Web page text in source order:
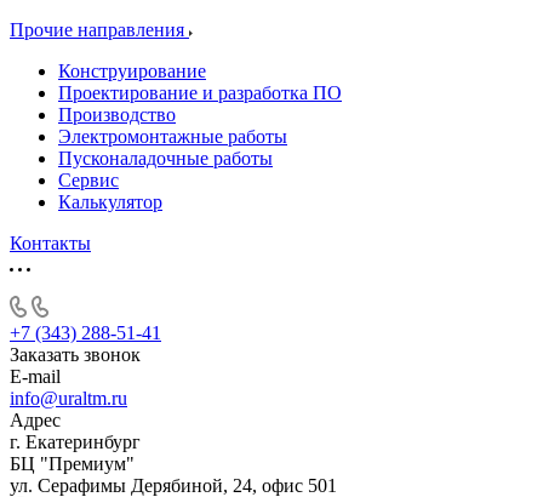
Прочие направления
Конструирование
Проектирование и разработка ПО
Производство
Электромонтажные работы
Пусконаладочные работы
Сервис
Калькулятор
Контакты
+7 (343) 288-51-41
Заказать звонок
E-mail
info@uraltm.ru
Адрес
г. Екатеринбург
БЦ "Премиум"
ул. Серафимы Дерябиной, 24, офис 501